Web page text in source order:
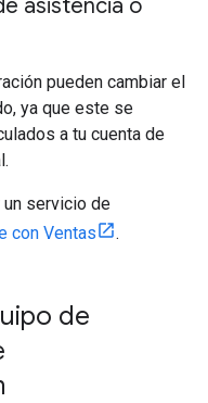
asistencia o
pueden cambiar el
ya que este se
a tu cuenta de
servicio de
con Ventas .
de